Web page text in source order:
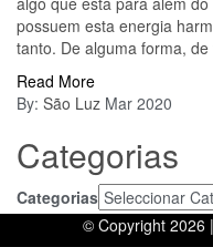
possuem esta energia
tanto. De alguma forma,
Read More
By: São Luz Mar 2020
Categorias
Categorias
© Copyright 2026 |